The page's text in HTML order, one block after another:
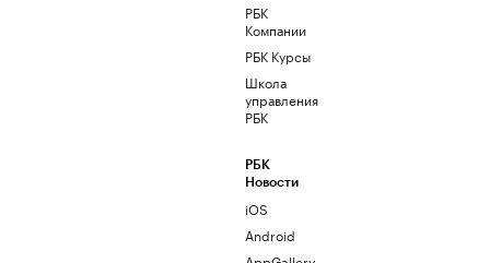
РБК
Компании
РБК Курсы
Школа
управления
РБК
РБК
Новости
iOS
Android